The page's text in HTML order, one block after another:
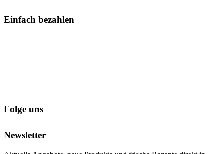
Einfach bezahlen
Folge uns
Newsletter